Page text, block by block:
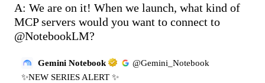
A: We are on it! When we launch, what kind of
MCP servers would you want to connect to
@NotebookLM?
Gemini Notebook @Gemini_Notebook
✨NEW SERIES ALERT ✨